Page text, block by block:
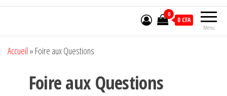
Menu
0
0 CFA
Accueil » Foire aux Questions
Foire aux Questions